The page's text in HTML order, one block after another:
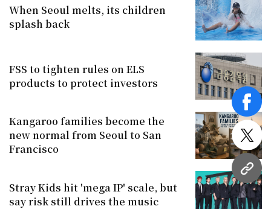
URL
When Seoul melts, its children
splash back
FSS to tighten rules on ELS
products to protect investors
Kangaroo families become the
new normal from Seoul to San
Francisco
Stray Kids hit 'mega IP' scale, but
say risk still drives the music